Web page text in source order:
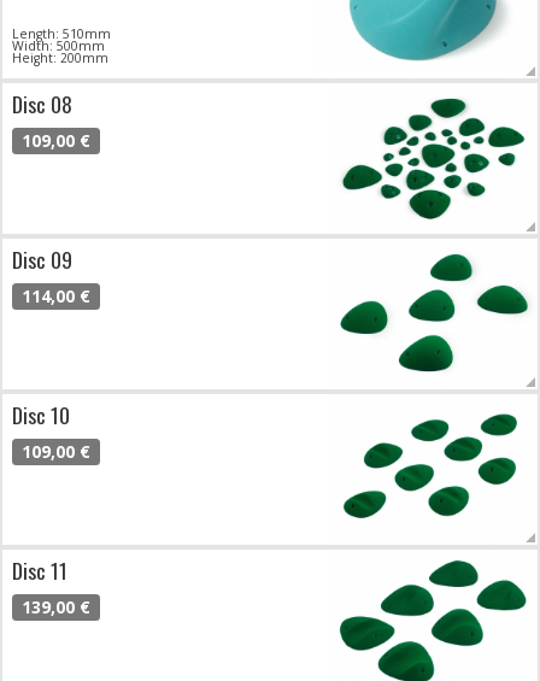
Length: 510mm
Width: 500mm
Height: 200mm
Disc 08
109,00 €
Disc 09
114,00 €
Disc 10
109,00 €
Disc 11
139,00 €